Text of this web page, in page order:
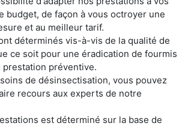
budget, de façon à vous octroyer une
et au meilleur tarif.
déterminés vis-à-vis de la qualité de
ce soit pour une éradication de fourmis
préventive.
de désinsectisation, vous pouvez
recours aux experts de notre
est déterminé sur la base de